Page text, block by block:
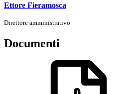
Ettore Fieramosca
Direttore amministrativo
Documenti